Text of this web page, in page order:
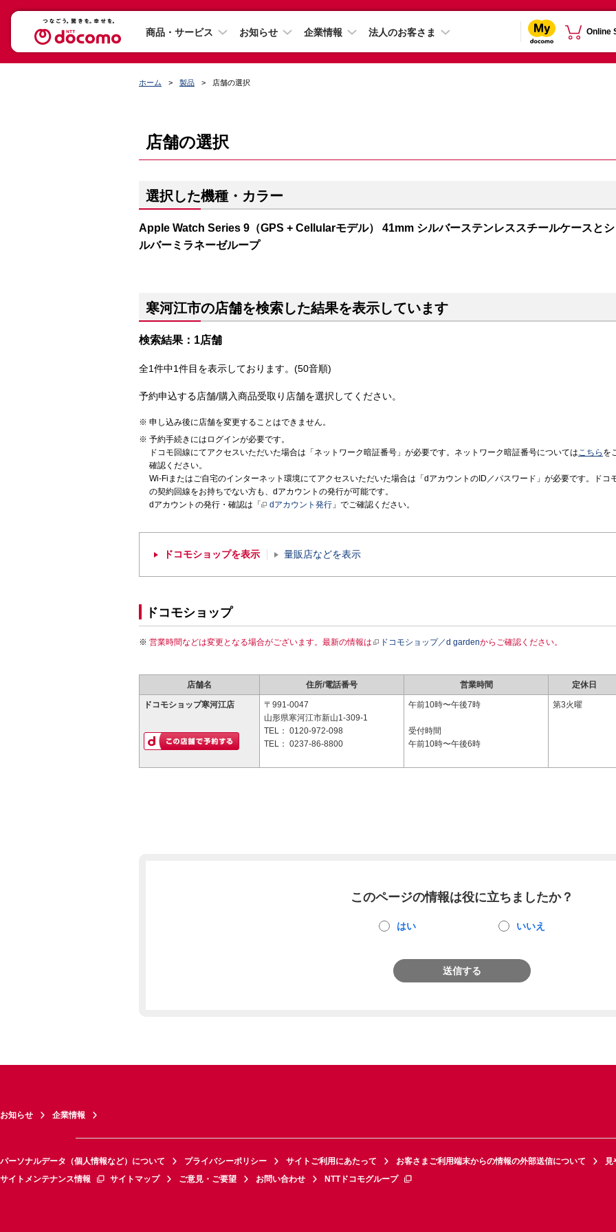
商品・サービス お知らせ 企業情報 法人のお客さま Online
ホーム 製品 店舗の選択
店舗の選択
選択した機種・カラー
Apple Watch Series 9（GPS + Cellularモデル） 41mm シルバーステンレススチールケースとシ
ルバーミラネーゼループ
寒河江市の店舗を検索した結果を表示しています
検索結果：1店舗
全1件中1件目を表示しております。(50音順)
予約申込する店舗/購入商品受取り店舗を選択してください。
申し込み後に店舗を変更することはできません。
予約手続きにはログインが必要です。
ドコモ回線にてアクセスいただいた場合は「ネットワーク暗証番号」が必要です。ネットワーク暗証番号についてはこちら を
確認ください。
Wi-Fiまたはご自宅のインターネット環境にてアクセスいただいた場合は「dアカウントのID／パスワード」が必要です。ドコ
の契約回線をお持ちでない方も、dアカウントの発行が可能です。
dアカウントの発行・確認は「
dアカウント発行 」でご確認ください。
ドコモショップを表示 量販店などを表示
ドコモショップ
営業時間などは変更となる場合がございます。最新の情報は ドコモショップ／d gardenからご確認ください。
店舗名 住所/電話番号 営業時間 定休日
ドコモショップ寒河江店
〒991-0047
山形県寒河江市新山1-309-1
TEL： 0120-972-098
TEL： 0237-86-8800
午前10時〜午後7時
受付時間
午前10時〜午後6時
第3火曜
このページの情報は役に立ちましたか？
はい いいえ
送信する
お知らせ 企業情報
パーソナルデータ（個人情報など）について プライバシーポリシー サイトご利用にあたって お客さまご利用端末からの情報の外部送信について
見
サイトメンテナンス情報
サイトマップ ご意見・ご要望 お問い合わせ NTTドコモグループ